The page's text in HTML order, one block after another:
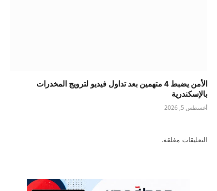
الأمن يضبط 4 متهمين بعد تداول فيديو لترويج المخدرات
بالإسكندرية
أغسطس 5, 2026
التعليقات مغلقة.